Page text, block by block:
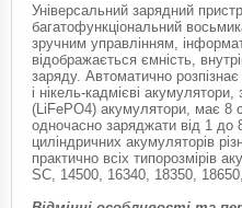
Універсальний зарядний
багатофункціональний
зручним управлінням,
відображається ємність,
заряду. Автоматично розпізнає
і нікель-кадмієві
(LiFePO4) акумулятори, має 8
одночасно заряджати від 1
циліндричних акумуляторів
практично всіх типорозмірів
SC, 14500, 16340, 18350,